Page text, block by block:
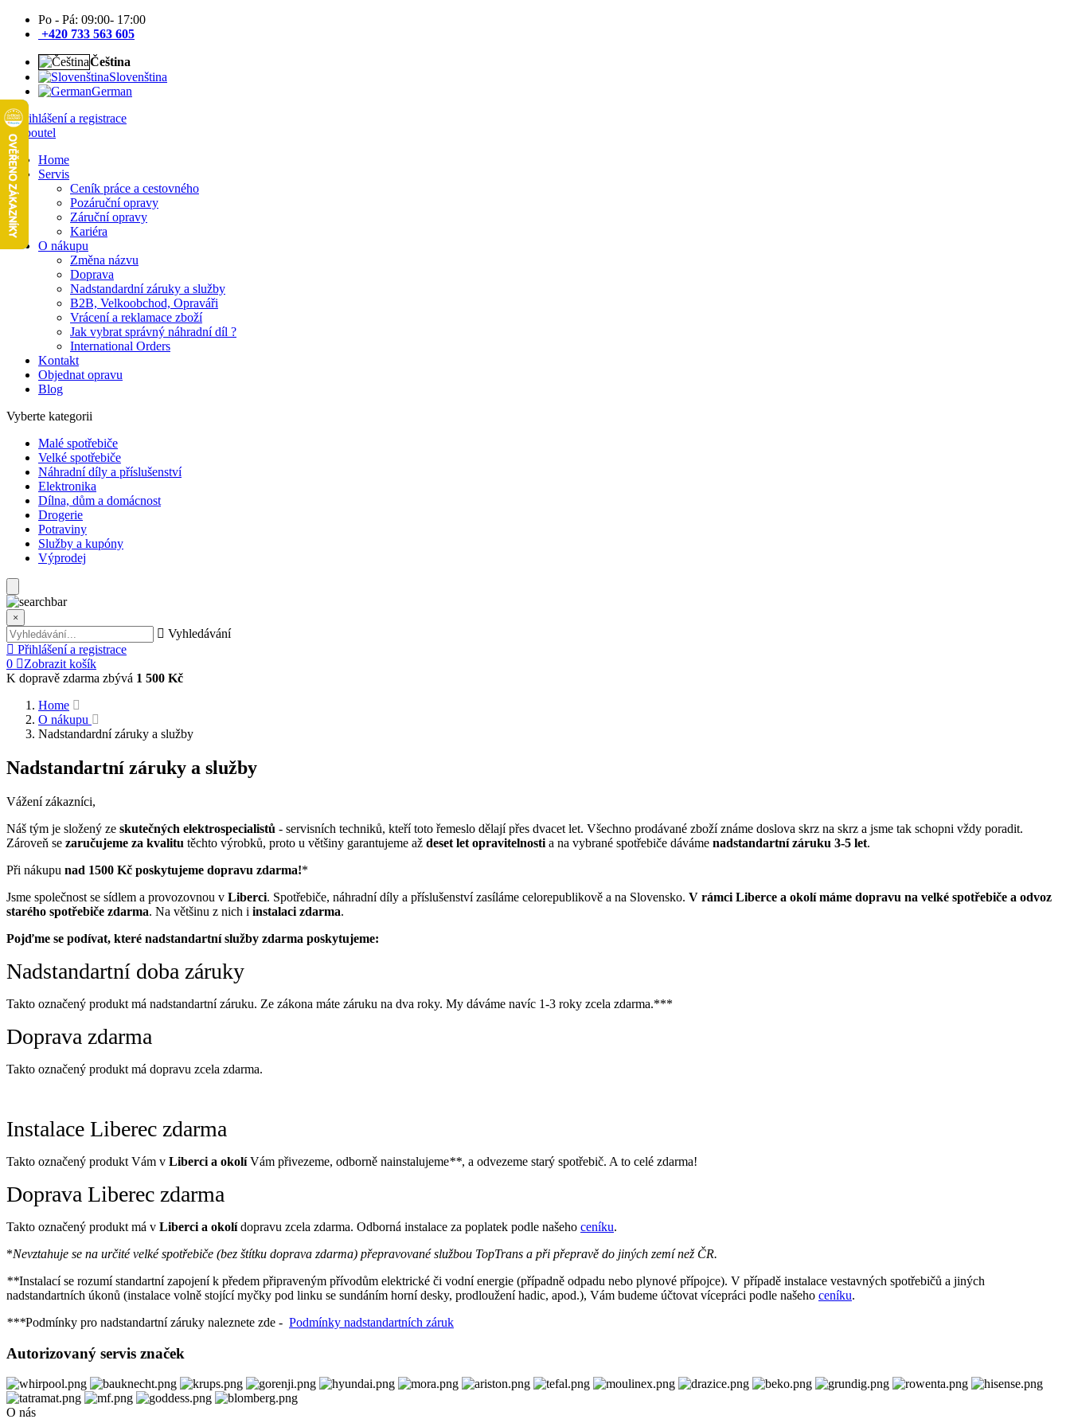
Po - Pá: 09:00- 17:00
+420 733 563 605
Čeština
Slovenština
German
Přihlášení a registrace
Home
Servis
Ceník práce a cestovného
Pozáruční opravy
Záruční opravy
Kariéra
O nákupu
Změna názvu
Doprava
Nadstandardní záruky a služby
B2B, Velkoobchod, Opraváři
Vrácení a reklamace zboží
Jak vybrat správný náhradní díl ?
International Orders
Kontakt
Objednat opravu
Blog
Vyberte kategorii
Malé spotřebiče
Velké spotřebiče
Náhradní díly a příslušenství
Elektronika
Dílna, dům a domácnost
Drogerie
Potraviny
Služby a kupóny
Výprodej
×
Vyhledávání
Přihlášení a registrace
0
Zobrazit košík
K dopravě zdarma zbývá 1 500 Kč
Home
O nákupu
Nadstandardní záruky a služby
Nadstandartní záruky a služby
Vážení zákazníci,
Náš tým je složený ze skutečných elektrospecialistů - servisních techniků, kteří toto řemeslo dělají přes dvacet let. Všechno prodávané zboží známe doslova skrz na skrz a jsme tak schopni vždy poradit.
Zároveň se zaručujeme za kvalitu těchto výrobků, proto u většiny garantujeme až deset let opravitelnosti a na vybrané spotřebiče dáváme nadstandartní záruku 3-5 let.
Při nákupu nad 1500 Kč poskytujeme dopravu zdarma!*
Jsme společnost se sídlem a provozovnou v Liberci. Spotřebiče, náhradní díly a příslušenství zasíláme celorepublikově a na Slovensko. V rámci Liberce a okolí máme dopravu na velké spotřebiče a odvoz
starého spotřebiče zdarma. Na většinu z nich i instalaci zdarma.
Pojďme se podívat, které nadstandartní služby zdarma poskytujeme:
Nadstandartní doba záruky
Takto označený produkt má nadstandartní záruku. Ze zákona máte záruku na dva roky. My dáváme navíc 1-3 roky zcela zdarma.***
Doprava zdarma
Takto označený produkt má dopravu zcela zdarma.
Instalace Liberec zdarma
Takto označený produkt Vám v Liberci a okolíVám přivezeme, odborně nainstalujeme**, a odvezeme starý spotřebič. A to celé zdarma!
Doprava Liberec zdarma
Takto označený produkt má v Liberci a okolídopravu zcela zdarma. Odborná instalace za poplatek podle našeho ceníku.
*Nevztahuje se na určité velké spotřebiče (bez štítku doprava zdarma) přepravované službou TopTrans a při přepravě do jiných zemí než ČR.
**Instalací se rozumí standartní zapojení k předem připraveným přívodům elektrické či vodní energie (případně odpadu nebo plynové přípojce). V případě instalace vestavných spotřebičů a jiných
nadstandartních úkonů (instalace volně stojící myčky pod linku se sundáním horní desky, prodloužení hadic, apod.), Vám budeme účtovat vícepráci podle našeho ceníku.
***Podmínky pro nadstandartní záruky naleznete zde - Podmínky nadstandartních záruk
Autorizovaný servis značek
O nás